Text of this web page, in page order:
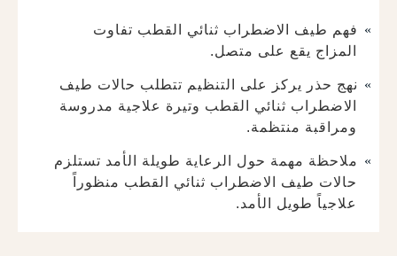
فهم طيف الاضطراب ثنائي القطب تفاوت
المزاج يقع على متصل.
نهج حذر يركز على التنظيم تتطلب حالات طيف
الاضطراب ثنائي القطب وتيرة علاجية مدروسة
ومراقبة منتظمة.
ملاحظة مهمة حول الرعاية طويلة الأمد تستلزم
حالات طيف الاضطراب ثنائي القطب منظوراً
علاجياً طويل الأمد.